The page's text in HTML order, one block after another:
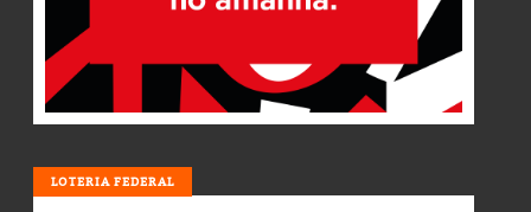
LOTERIA
LOTERIA FEDERAL